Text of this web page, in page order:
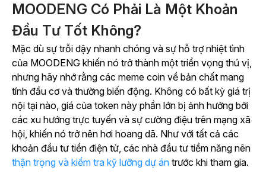
MOODENG Có Phải Là Một Khoản
Đầu Tư Tốt Không?
Mặc dù sự trỗi dậy nhanh chóng và sự hỗ trợ nhiệt tình
của MOODENG khiến nó trở thành một triển vọng thú vị,
nhưng hãy nhớ rằng các meme coin về bản chất mang
tính đầu cơ và thường biến động. Không có bất kỳ giá trị
nội tại nào, giá của token này phần lớn bị ảnh hưởng bởi
các xu hướng trực tuyến và sự cường điệu trên mạng xã
hội, khiến nó trở nên hơi hoang dã. Như với tất cả các
khoản đầu tư tiền điện tử, các nhà đầu tư tiềm năng nên
thận trọng và kiểm tra kỹ lưỡng dự án trước khi tham gia.